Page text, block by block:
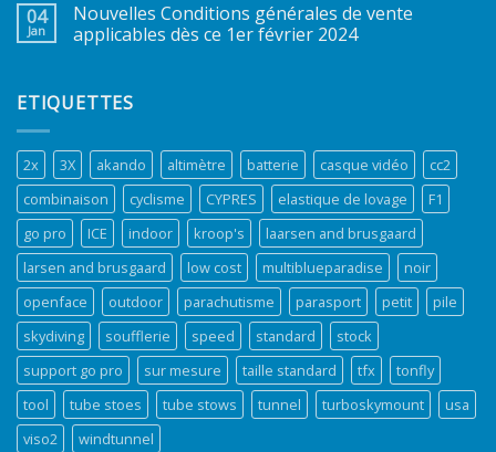
04
Jan
Nouvelles Conditions générales de vente
applicables dès ce 1er février 2024
ETIQUETTES
2x 3X akando altimètre batterie casque vidéo
cc2
combinaison
cyclisme CYPRES elastique de lovage
F1
go pro
ICE indoor kroop's
laarsen and brusgaard
larsen and brusgaard
low cost multiblueparadise
noir
openface
outdoor parachutisme parasport petit
pile
skydiving
soufflerie speed standard
stock
support go pro
sur mesure taille standard tfx
tonfly
tool
tube stoes tube stows tunnel turboskymount
usa
viso2
windtunnel